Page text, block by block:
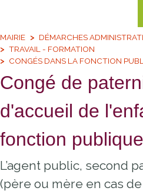
MAIRIE
DÉMARCHES
TRAVAIL - FORMATION
CONGÉS DANS LA FONCTION
Congé de
d'accueil de
fonction publique
L’agent public, second
(père ou mère en cas